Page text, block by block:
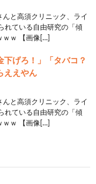
んと高須クリニック、ライ
れている自由研究の「傾
ｗｗ 【画像[…]
下げろ！」「タバコ？
ええやん
んと高須クリニック、ライ
れている自由研究の「傾
ｗｗ 【画像[…]